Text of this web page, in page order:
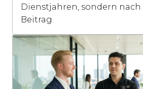
Dienstjahren, sondern nach
Beitrag.